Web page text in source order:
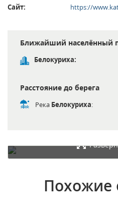
Сайт:
https://
Ближайший населённый
Белокуриха:
Расстояние до берега
Река Белокуриха:
Похожие